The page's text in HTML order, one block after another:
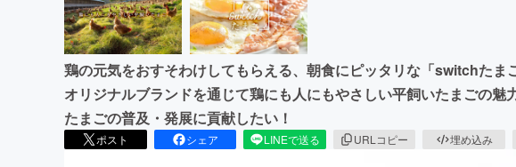
鶏の元気をおすそわけしてもらえる、朝食にピッタリな「switchたま
オリジナルブランドを通じて鶏にも人にもやさしい平飼いたまごの魅
たまごの普及・発展に貢献したい！
ポスト シェア LINEで送る URLコピー 埋め込み